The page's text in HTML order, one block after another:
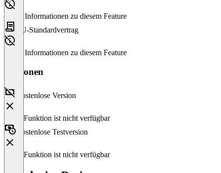
Keine Informationen zu diesem Feature
EU-Standardvertrag
Keine Informationen zu diesem Feature
Versionen
Kostenlose Version
Diese Funktion ist nicht verfügbar
Kostenlose Testversion
Diese Funktion ist nicht verfügbar